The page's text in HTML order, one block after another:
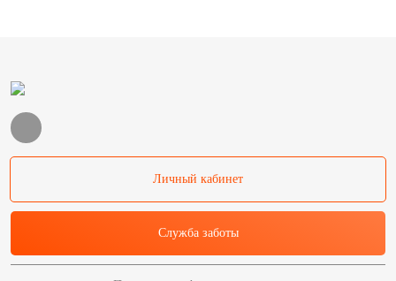
Личный кабинет
Служба заботы